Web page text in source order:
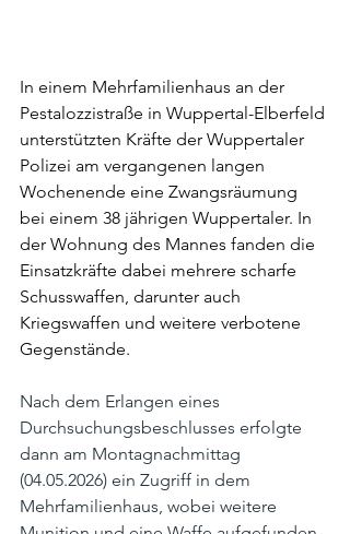
In einem Mehrfamilienhaus an der
Pestalozzistraße in Wuppertal-Elberfeld
unterstützten Kräfte der Wuppertaler
Polizei am vergangenen langen
Wochenende eine Zwangsräumung
bei einem 38 jährigen Wuppertaler. In
der Wohnung des Mannes fanden die
Einsatzkräfte dabei mehrere scharfe
Schusswaffen, darunter auch
Kriegswaffen und weitere verbotene
Gegenstände.
Nach dem Erlangen eines
Durchsuchungsbeschlusses erfolgte
dann am Montagnachmittag
(04.05.2026) ein Zugriff in dem
Mehrfamilienhaus, wobei weitere